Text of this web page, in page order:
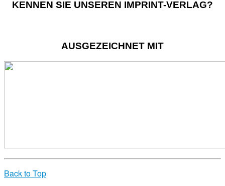
KENNEN SIE UNSEREN IMPRINT-VERLAG?
AUSGEZEICHNET MIT
Back to Top